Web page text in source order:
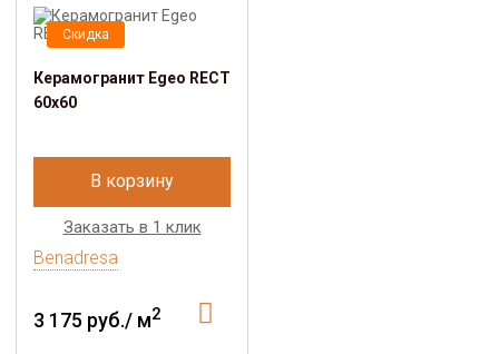
Скидка
Керамогранит Egeo RECT
60х60
В корзину
Заказать в 1 клик
Benadresa
3 175 руб./ м2